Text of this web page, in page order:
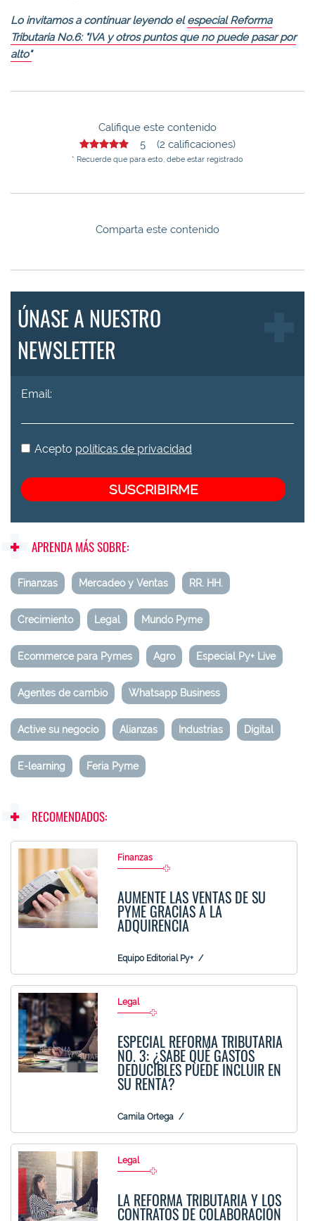
Lo invitamos a continuar leyendo elespecial Reforma
Tributaria No.6: "IVA y otros puntos que no puede pasar por
alto"
Califique este contenido
5 (2 calificaciones)
* Recuerde que para esto, debe estar registrado
Comparta este contenido
ÚNASE A NUESTRO
NEWSLETTER
Email:
Acepto políticas de privacidad
APRENDA MÁS SOBRE:
Finanzas Mercadeo y Ventas RR. HH.
Crecimiento Legal Mundo Pyme
Ecommerce para Pymes Agro Especial Py+ Live
Agentes de cambio Whatsapp Business
Active su negocio Alianzas Industrias Digital
E-learning Feria Pyme
RECOMENDADOS:
Finanzas
AUMENTE LAS VENTAS DE SU
PYME GRACIAS A LA
ADQUIRENCIA
Equipo Editorial Py+
Legal
ESPECIAL REFORMA TRIBUTARIA
NO. 3: ¿SABE QUÉ GASTOS
DEDUCIBLES PUEDE INCLUIR EN
SU RENTA?
Camila Ortega
Legal
LA REFORMA TRIBUTARIA Y LOS
CONTRATOS DE COLABORACIÓN